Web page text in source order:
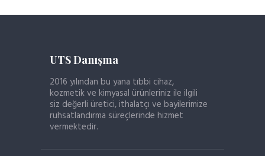
UTS Danışma
2016 yılından bu yana tıbbi cihaz,
kozmetik ve kimyasal ürünleriniz ile ilgili
siz değerli üretici, ithalatçı ve bayilerimize
ruhsatlandırma süreçlerinde hizmet
vermektedir.